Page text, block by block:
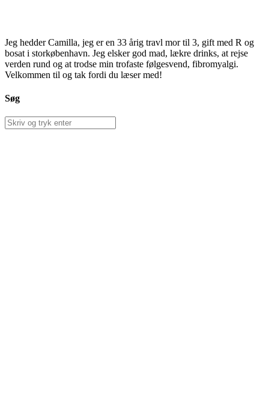
Jeg hedder Camilla, jeg er en 33 årig travl mor til 3, gift med R og
bosat i storkøbenhavn. Jeg elsker god mad, lækre drinks, at rejse
verden rund og at trodse min trofaste følgesvend, fibromyalgi.
Velkommen til og tak fordi du læser med!
Søg